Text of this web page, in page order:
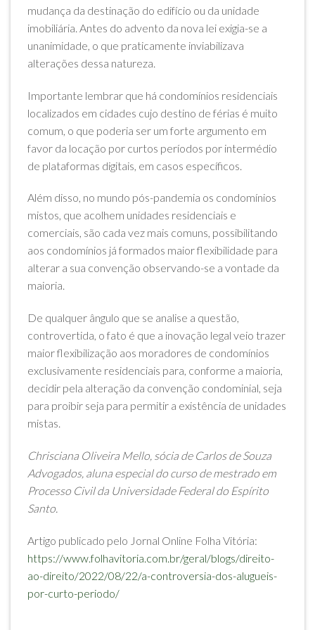
mudança da destinação do edifício ou da unidade
imobiliária. Antes do advento da nova lei exigia-se a
unanimidade, o que praticamente inviabilizava
alterações dessa natureza.
Importante lembrar que há condomínios residenciais
localizados em cidades cujo destino de férias é muito
comum, o que poderia ser um forte argumento em
favor da locação por curtos períodos por intermédio
de plataformas digitais, em casos específicos.
Além disso, no mundo pós-pandemia os condomínios
mistos, que acolhem unidades residenciais e
comerciais, são cada vez mais comuns, possibilitando
aos condomínios já formados maior flexibilidade para
alterar a sua convenção observando-se a vontade da
maioria.
De qualquer ângulo que se analise a questão,
controvertida, o fato é que a inovação legal veio trazer
maior flexibilização aos moradores de condomínios
exclusivamente residenciais para, conforme a maioria,
decidir pela alteração da convenção condominial, seja
para proibir seja para permitir a existência de unidades
mistas.
Chrisciana Oliveira Mello, sócia de Carlos de Souza
Advogados, aluna especial do curso de mestrado em
Processo Civil da Universidade Federal do Espírito
Santo.
Artigo publicado pelo Jornal Online Folha Vitória:
https://www.folhavitoria.com.br/geral/blogs/direito-
ao-direito/2022/08/22/a-controversia-dos-alugueis-
por-curto-periodo/